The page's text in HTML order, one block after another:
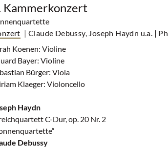
Kammerkonzert
| Claude Debussy, Joseph Haydn u.a. |
Koenen: Violine
Bayer: Violine
Bürger: Viola
Klaeger: Violoncello
Haydn
C-Dur, op. 20 Nr. 2
Debussy